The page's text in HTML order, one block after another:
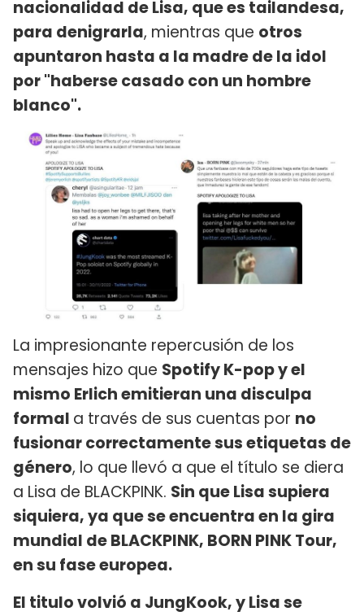
nacionalidad de Lisa, que es tailandesa,
para denigrarla, mientras que otros
apuntaron hasta a la madre de la idol
por "haberse casado con un hombre
blanco".
La impresionante repercusión de los
mensajes hizo que Spotify K-pop y el
mismo Erlich emitieran una disculpa
formal a través de sus cuentas por no
fusionar correctamente sus etiquetas de
género, lo que llevó a que el título se diera
a Lisa de BLACKPINK. Sin que Lisa supiera
siquiera, ya que se encuentra en la gira
mundial de BLACKPINK, BORN PINK Tour,
en su fase europea.
El titulo volvió a JungKook, y Lisa se